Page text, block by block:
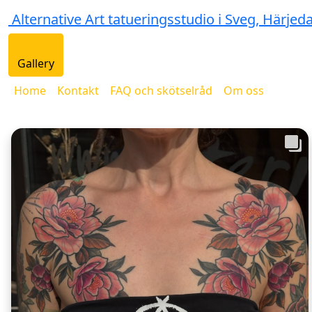
Alternative Art tatueringsstudio i Sveg,
Gallery
Home
Kontakt FAQ och skötselråd Om oss